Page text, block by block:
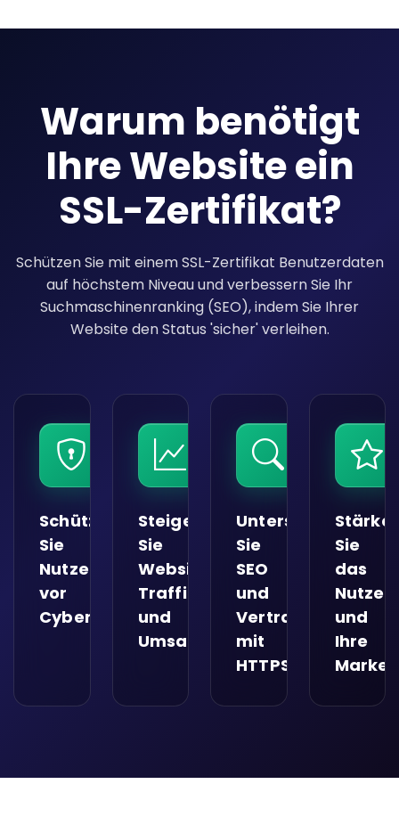
Warum benötigt
Ihre Website ein
SSL-Zertifikat?
Schützen Sie mit einem SSL-Zertifikat Benutzerdaten
auf höchstem Niveau und verbessern Sie Ihr
Suchmaschinenranking (SEO), indem Sie Ihrer
Website den Status 'sicher' verleihen.
Schützen
Sie
Nutzerdaten
vor
Cyberangriffen
Steigern
Sie
Website-
Traffic
und
Umsatz
Unterstützen
Sie
SEO
und
Vertrauen
mit
HTTPS
Sie
das
und
Ihre